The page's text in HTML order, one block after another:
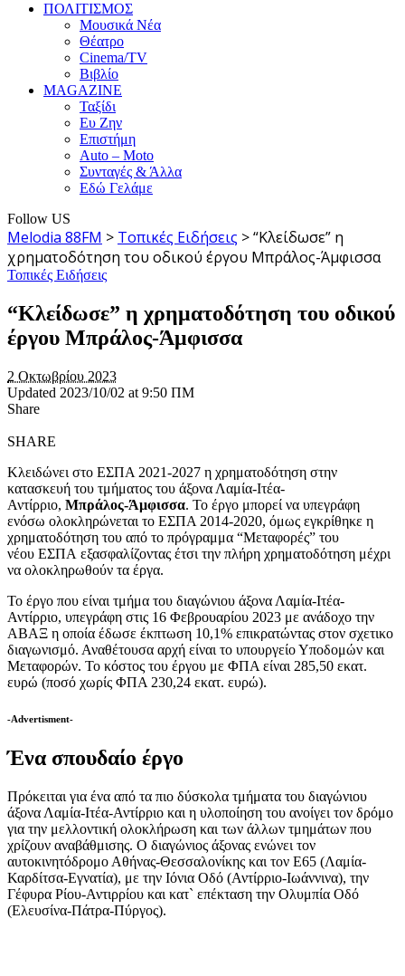
ΠΟΛΙΤΙΣΜΟΣ
Μουσικά Νέα
Θέατρο
Cinema/TV
Βιβλίο
MAGAZINE
Ταξίδι
Ευ Ζην
Επιστήμη
Auto – Moto
Συνταγές & Άλλα
Εδώ Γελάμε
Follow US
Melodia 88FM > Τοπικές Ειδήσεις >“Κλείδωσε” η
χρηματοδότηση του οδικού έργου Μπράλος-Άμφισσα
Τοπικές Ειδήσεις
“Κλείδωσε” η χρηματοδότηση του οδικού
έργου Μπράλος-Άμφισσα
2 Οκτωβρίου 2023
Updated 2023/10/02 at 9:50 ΠΜ
Share
SHARE
Κλειδώνει στο ΕΣΠΑ 2021-2027 η χρηματοδότηση στην
κατασκευή του τμήματος του άξονα Λαμία-Ιτέα-
Αντίρριο, Μπράλος-Άμφισσα. Το έργο μπορεί να υπεγράφη
ενόσω ολοκληρώνεται το ΕΣΠΑ 2014-2020, όμως εγκρίθηκε η
χρηματοδότηση του από το πρόγραμμα “Μεταφορές” του
νέου EΣΠΑ εξασφαλίζοντας έτσι την πλήρη χρηματοδότηση μέχρι
να ολοκληρωθούν τα έργα.
Το έργο που είναι τμήμα του διαγώνιου άξονα Λαμία-Ιτέα-
Αντίρριο, υπεγράφη στις 16 Φεβρουαρίου 2023 με ανάδοχο την
ΑΒΑΞ η οποία έδωσε έκπτωση 10,1% επικρατώντας στον σχετικο
διαγωνισμό. Αναθέτουσα αρχή είναι το υπουργείο Υποδομών και
Μεταφορών. Το κόστος του έργου με ΦΠΑ είναι 285,50 εκατ.
ευρώ (ποσό χωρίς ΦΠΑ 230,24 εκατ. ευρώ).
-Advertisment-
Ένα σπουδαίο έργο
Πρόκειται για ένα από τα πιο δύσκολα τμήματα του διαγώνιου
άξονα Λαμία-Ιτέα-Αντίρριο και η υλοποίηση του ανοίγει τον δρόμο
για την μελλοντική ολοκλήρωση και των άλλων τμημάτων που
χρίζουν αναβάθμισης. Ο διαγώνιος άξονας ενώνει τον
αυτοκινητόδρομο Αθήνας-Θεσσαλονίκης και τον Ε65 (Λαμία-
Καρδίτσα-Εγνατία), με την Ιόνια Οδό (Αντίρριο-Ιωάννινα), την
Γέφυρα Ρίου-Αντιρρίου και κατ` επέκταση την Ολυμπία Οδό
(Ελευσίνα-Πάτρα-Πύργος).